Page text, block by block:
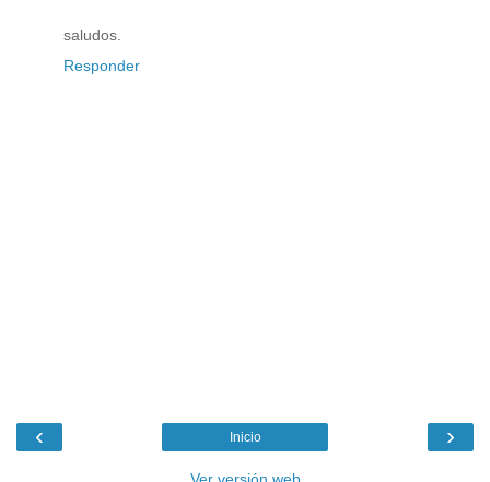
saludos.
Responder
‹ ›
Inicio